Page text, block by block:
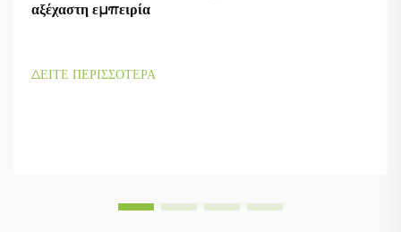
αξέχαστη εμπειρία
ΔΕΙΤΕ ΠΕΡΙΣΣΟΤΕΡΑ